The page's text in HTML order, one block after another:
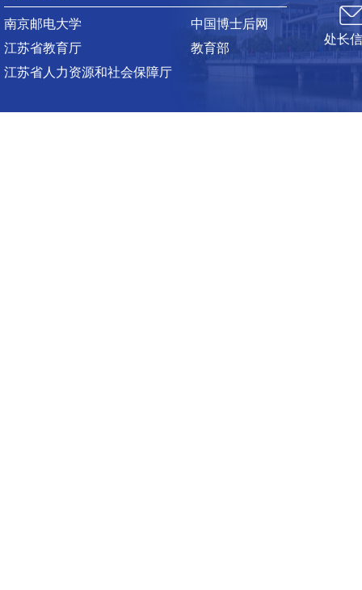
南京邮电大学
江苏省教育厅
江苏省人力资源和社会保障厅
中国博士后网
教育部
处长